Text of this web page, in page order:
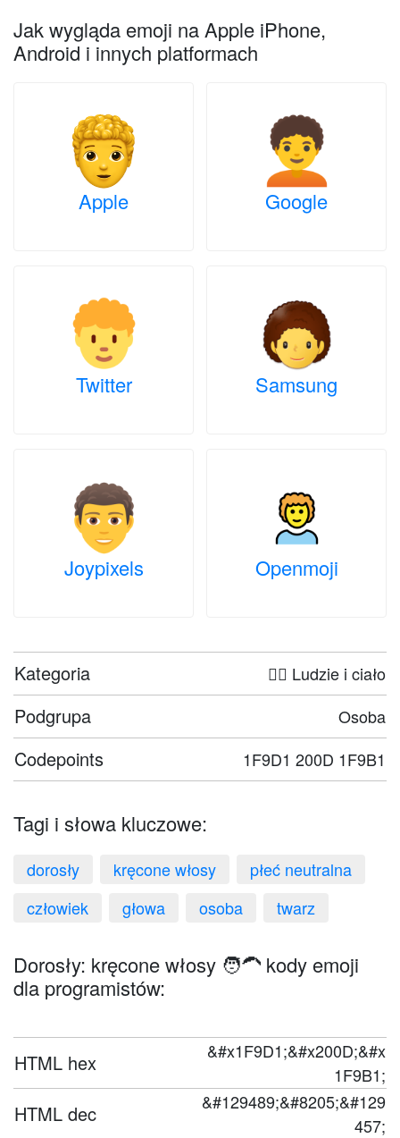
Jak wygląda emoji na Apple iPhone,
Android i innych platformach
Apple Google
Twitter Samsung
Joypixels Openmoji
Kategoria 🤦‍♀️ Ludzie i ciało
Podgrupa Osoba
Codepoints 1F9D1 200D 1F9B1
Tagi i słowa kluczowe:
dorosły kręcone włosy
płeć neutralna
człowiek
głowa osoba twarz
Dorosły: kręcone włosy 🧑‍🦱 kody emoji
dla programistów:
HTML hex
&#x1F9D1;&#x200D;&#x
1F9B1;
HTML dec
&#129489;&#8205;&#129
457;